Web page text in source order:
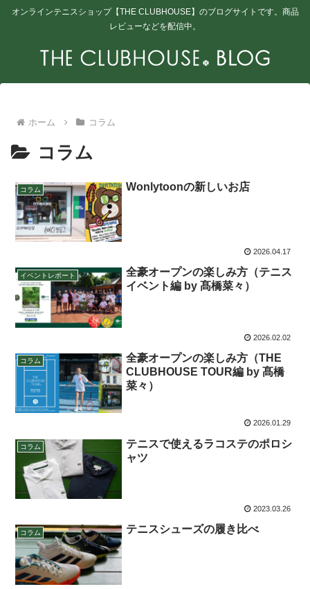
オンラインテニスショップ【THE CLUBHOUSE】のブログサイトです。商品
レビューなどを配信中。
ホーム コラム
コラム
コラム Wonlytoonの新しいお店
2026.04.17
イベントレポート
全豪オープンの楽しみ方（テニス
イベント編 by 髙橋菜々）
2026.02.02
コラム
全豪オープンの楽しみ方（THE
CLUBHOUSE TOUR編 by 髙橋
菜々）
2026.01.29
コラム
テニスで使えるラコステのポロシ
ャツ
2023.03.26
コラム テニスシューズの履き比べ